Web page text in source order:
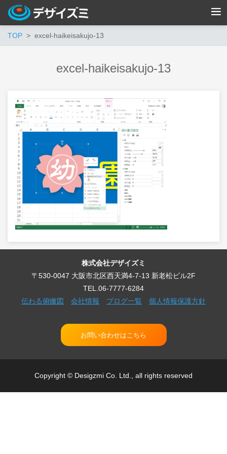
TOP excel-haikeisakujo-13
excel-haikeisakujo-13
株式会社デザイズミ
〒530-0047 大阪市北区西天満4-7-13 新老松ビル2F
TEL.06-7777-6284
伝わる俯瞰図
会社情報 ブログ一覧 個人情報保護方針
お問い合わせはこちら
Copyright © Desigzmi Co. Ltd., all rights reserved